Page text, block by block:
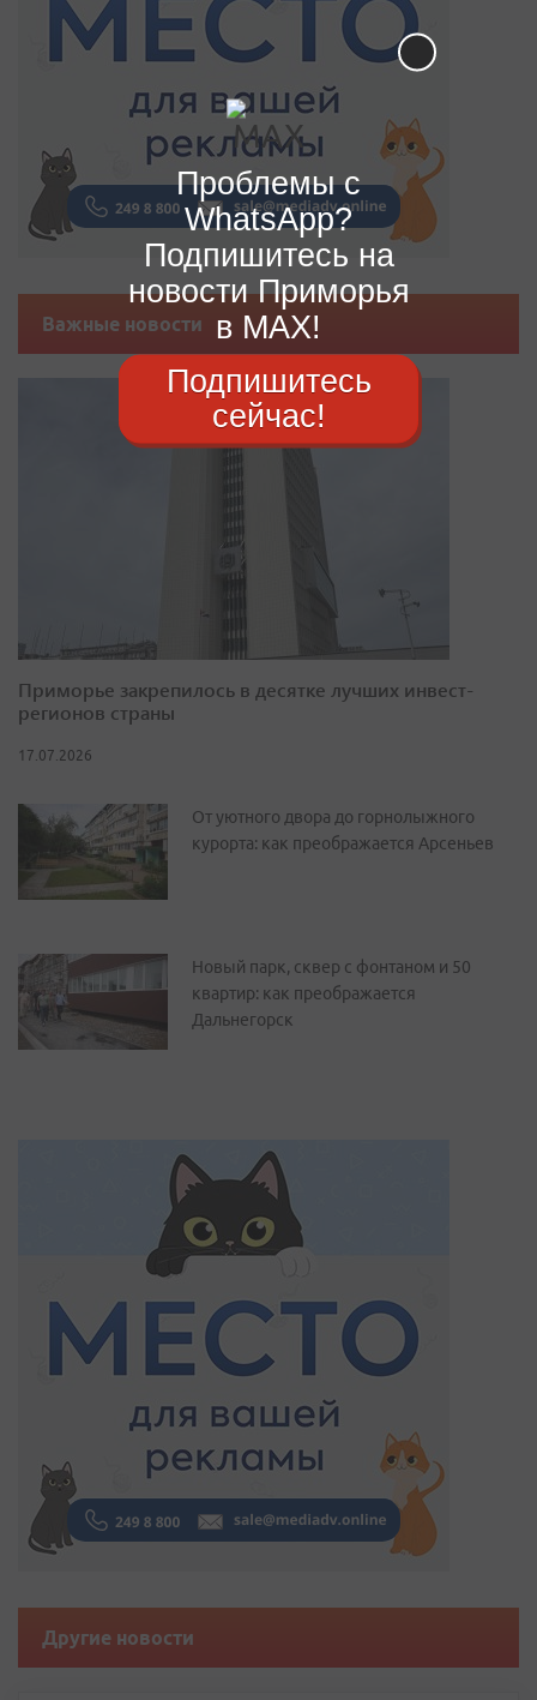
Важные новости
Приморье закрепилось в десятке лучших инвест-
регионов страны
17.07.2026
От уютного двора до горнолыжного
курорта: как преображается Арсеньев
Новый парк, сквер с фонтаном и 50
квартир: как преображается
Дальнегорск
Другие новости
Проблемы с
WhatsApp?
Подпишитесь на
новости Приморья
в MAX!
Подпишитесь
сейчас!